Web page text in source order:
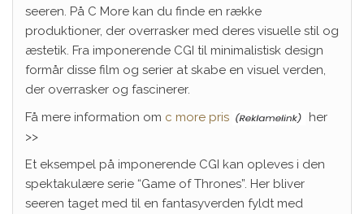
seeren. På C More kan du finde en række
produktioner, der overrasker med deres visuelle stil og
æstetik. Fra imponerende CGI til minimalistisk design
formår disse film og serier at skabe en visuel verden,
der overrasker og fascinerer.
Få mere information om c more pris
her
>>
Et eksempel på imponerende CGI kan opleves i den
spektakulære serie “Game of Thrones”. Her bliver
seeren taget med til en fantasyverden fyldt med